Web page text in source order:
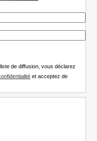
de diffusion, vous déclarez
et acceptez de